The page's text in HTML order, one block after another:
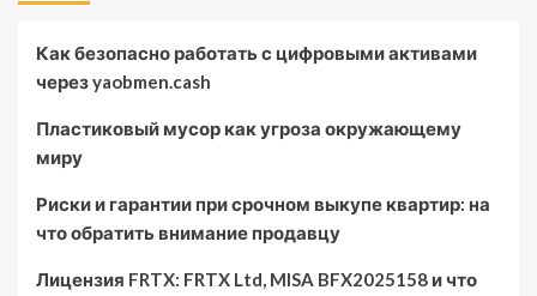
Как безопасно работать с цифровыми активами
через yaobmen.cash
Пластиковый мусор как угроза окружающему
миру
Риски и гарантии при срочном выкупе квартир: на
что обратить внимание продавцу
Лицензия FRTX: FRTX Ltd, MISA BFX2025158 и что